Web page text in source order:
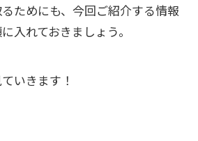
ためにも、今回ご紹介する情報
入れておきましょう。
いきます！